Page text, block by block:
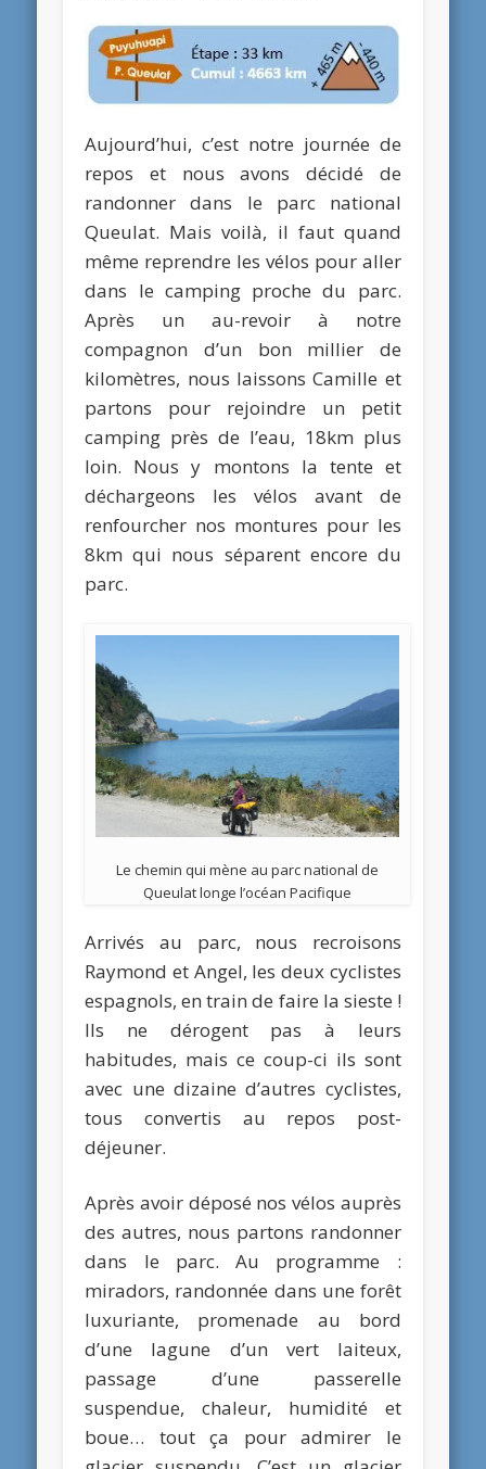
Aujourd’hui, c’est notre journée de
repos et nous avons décidé de
randonner dans le parc national
Queulat. Mais voilà, il faut quand
même reprendre les vélos pour aller
dans le camping proche du parc.
Après un au-revoir à notre
compagnon d’un bon millier de
kilomètres, nous laissons Camille et
partons pour rejoindre un petit
camping près de l’eau, 18km plus
loin. Nous y montons la tente et
déchargeons les vélos avant de
renfourcher nos montures pour les
8km qui nous séparent encore du
parc.
Le chemin qui mène au parc national de
Queulat longe l’océan Pacifique
Arrivés au parc, nous recroisons
Raymond et Angel, les deux cyclistes
espagnols, en train de faire la sieste !
Ils ne dérogent pas à leurs
habitudes, mais ce coup-ci ils sont
avec une dizaine d’autres cyclistes,
tous convertis au repos post-
déjeuner.
Après avoir déposé nos vélos auprès
des autres, nous partons randonner
dans le parc. Au programme :
miradors, randonnée dans une forêt
luxuriante, promenade au bord
d’une lagune d’un vert laiteux,
passage d’une passerelle
suspendue, chaleur, humidité et
boue… tout ça pour admirer le